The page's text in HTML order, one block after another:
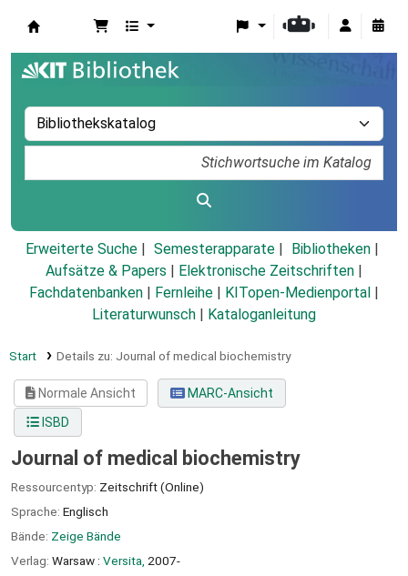
Erweiterte Suche Semesterapparate
Bibliotheken
Aufsätze & Papers
Elektronische Zeitschriften
Fachdatenbanken
Fernleihe KITopen-Medienportal
Literaturwunsch
Kataloganleitung
Start Details zu: Journal of medical biochemistry
Normale Ansicht
MARC-Ansicht
ISBD
Journal of medical biochemistry
Ressourcentyp: Zeitschrift (Online)
Sprache: Englisch
Bände: Zeige Bände
Verlag: Warsaw : Versita, 2007-